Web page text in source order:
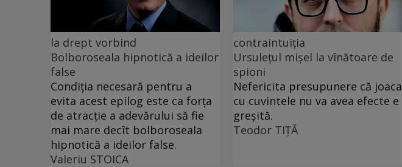
la drept vorbind
Bolboroseala hipnotică a ideilor
false
Condiția necesară pentru a
evita acest epilog este ca forța
de atracție a adevărului să fie
mai mare decît bolboroseala
hipnotică a ideilor false.
Valeriu STOICA
contraintuiția
Ursulețul mișel la vînătoare de
spioni
Nefericita presupunere că joaca
cu cuvintele nu va avea efecte e
greșită.
Teodor TIŢĂ